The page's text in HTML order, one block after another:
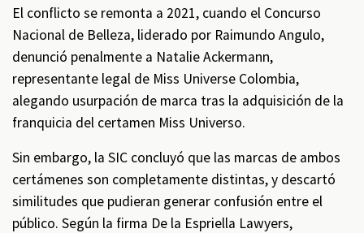
El conflicto se remonta a 2021, cuando el Concurso
Nacional de Belleza, liderado por Raimundo Angulo,
denunció penalmente a Natalie Ackermann,
representante legal de Miss Universe Colombia,
alegando usurpación de marca tras la adquisición de la
franquicia del certamen Miss Universo.
Sin embargo, la SIC concluyó que las marcas de ambos
certámenes son completamente distintas, y descartó
similitudes que pudieran generar confusión entre el
público. Según la firma De la Espriella Lawyers,